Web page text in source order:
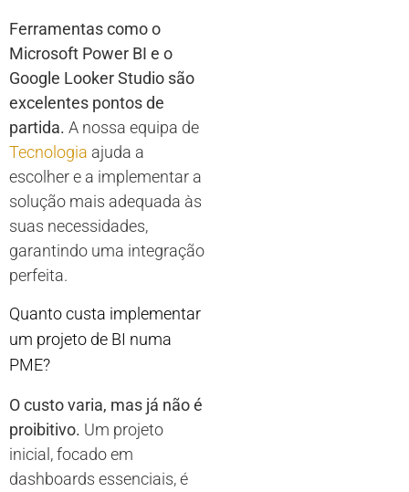
Ferramentas como o
Microsoft Power BI e o
Google Looker Studio são
excelentes pontos de
partida. A nossa equipa de
Tecnologia ajuda a
escolher e a implementar a
solução mais adequada às
suas necessidades,
garantindo uma integração
perfeita.
Quanto custa implementar
um projeto de BI numa
PME?
O custo varia, mas já não é
proibitivo. Um projeto
inicial, focado em
dashboards essenciais, é